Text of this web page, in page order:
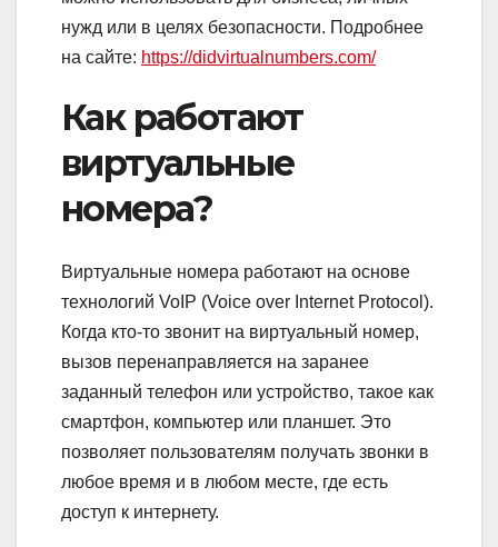
нужд или в целях безопасности. Подробнее
на сайте: https://didvirtualnumbers.com/
Как работают
виртуальные
номера?
Виртуальные номера работают на основе
технологий VoIP (Voice over Internet Protocol).
Когда кто-то звонит на виртуальный номер,
вызов перенаправляется на заранее
заданный телефон или устройство, такое как
смартфон, компьютер или планшет. Это
позволяет пользователям получать звонки в
любое время и в любом месте, где есть
доступ к интернету.